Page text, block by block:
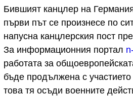
Бившият канцлер на
първи път се произнесе по
напусна канцлерския пост
За информационния портал
работата за
бъде продължена с
това тя осъди военните